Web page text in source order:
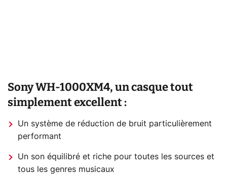
Sony WH-1000XM4, un casque tout
simplement excellent :
Un système de réduction de bruit particulièrement
performant
Un son équilibré et riche pour toutes les sources et
tous les genres musicaux